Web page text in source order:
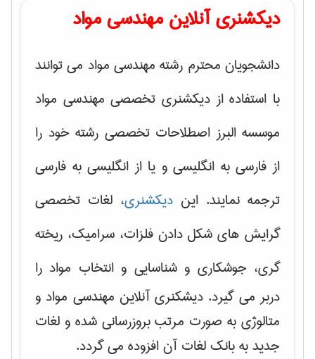
دیکشنری آنلاین مهندسی مواد
دانشجویان محترم رشته مهندسی مواد می توانند
با استفاده از دیکشنری تخصصی مهندسی مواد
موسسه البرز اصطلاحات تخصصی رشته خود را
از فارسی به انگلیسی و یا از انگلیسی به فارسی
ترجمه نمایند. این دیکشنری، لغات تخصصی
گرایش های شکل دادن فلزات، سرامیک، ریخته
گری، جوشکاری و شناسایی و انتخاب مواد را
دربر می گیرد. دیشکنری آنلاین مهندسی مواد و
متالوژی به صورت مرتب بروزرسانی شده و لغات
جدید به بانک لغات آن افزوده می گردد.